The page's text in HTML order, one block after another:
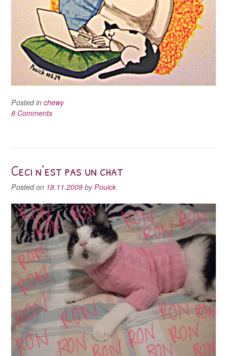
Posted in chewy
8 Comments
Ceci n’est pas un chat
Posted on 18.11.2009 byPouick